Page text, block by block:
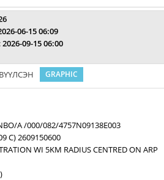
06-15 06:09
2026-09-15 06:00
GRAPHIC
A /000/082/4757N09138E003
C) 2609150600
WI 5KM RADIUS CENTRED ON ARP